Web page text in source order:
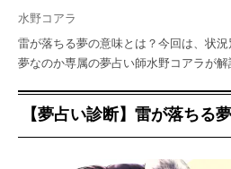
水野コアラ
雷が落ちる夢の意味とは？今回は、状
夢なのか専属の夢占い師水野コアラが解
【夢占い診断】雷が落ちる